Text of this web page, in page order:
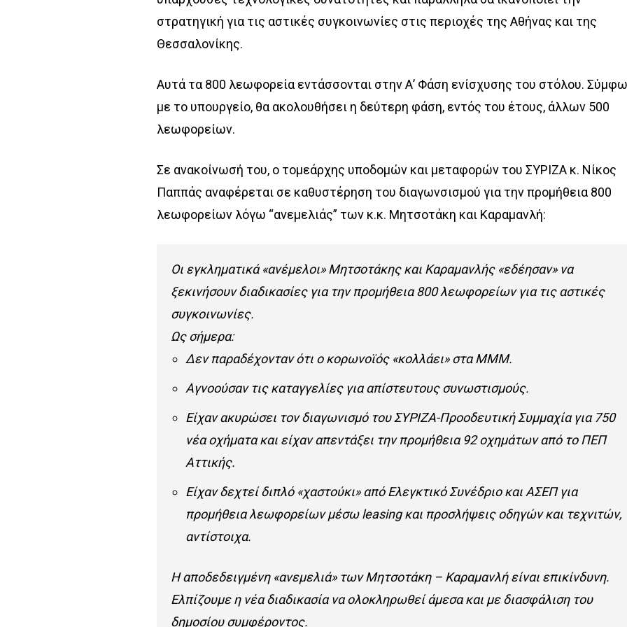
στρατηγική για τις αστικές συγκοινωνίες στις περιοχές της Αθήνας και της
Θεσσαλονίκης.
Αυτά τα 800 λεωφορεία εντάσσονται στην Α’ Φάση ενίσχυσης του στόλου.
με το υπουργείο, θα ακολουθήσει η δεύτερη φάση, εντός του έτους, άλλων 500
λεωφορείων.
Σε ανακοίνωσή του, ο τομεάρχης υποδομών και μεταφορών του ΣΥΡΙΖΑ κ. Νίκος
Παππάς αναφέρεται σε καθυστέρηση του διαγωνσισμού για την προμήθεια 800
λεωφορείων λόγω “ανεμελιάς” των κ.κ. Μητσοτάκη και Καραμανλή:
Οι εγκληματικά «ανέμελοι» Μητσοτάκης και Καραμανλής «εδέησαν» να
ξεκινήσουν διαδικασίες για την προμήθεια 800 λεωφορείων για τις αστικές
συγκοινωνίες.
Ως σήμερα:
Δεν παραδέχονταν ότι ο κορωνοϊός «κολλάει» στα ΜΜΜ.
Αγνοούσαν τις καταγγελίες για απίστευτους συνωστισμούς.
Είχαν ακυρώσει τον διαγωνισμό του ΣΥΡΙΖΑ-Προοδευτική Συμμαχία για 750
νέα οχήματα και είχαν απεντάξει την προμήθεια 92 οχημάτων από το ΠΕΠ
Αττικής.
Είχαν δεχτεί διπλό «χαστούκι» από Ελεγκτικό Συνέδριο και ΑΣΕΠ για
προμήθεια λεωφορείων μέσω leasing και προσλήψεις οδηγών και τεχνιτών,
αντίστοιχα.
Η αποδεδειγμένη «ανεμελιά» των Μητσοτάκη – Καραμανλή είναι επικίνδυνη.
Ελπίζουμε η νέα διαδικασία να ολοκληρωθεί άμεσα και με διασφάλιση του
δημοσίου συμφέροντος.